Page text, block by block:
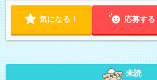
気になる！ 応募する
未読